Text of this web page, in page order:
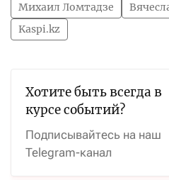
Михаил Ломтадзе
Kaspi.kz
Хотите быть всегда в
курсе событий?
Подписывайтесь на наш
Telegram-канал